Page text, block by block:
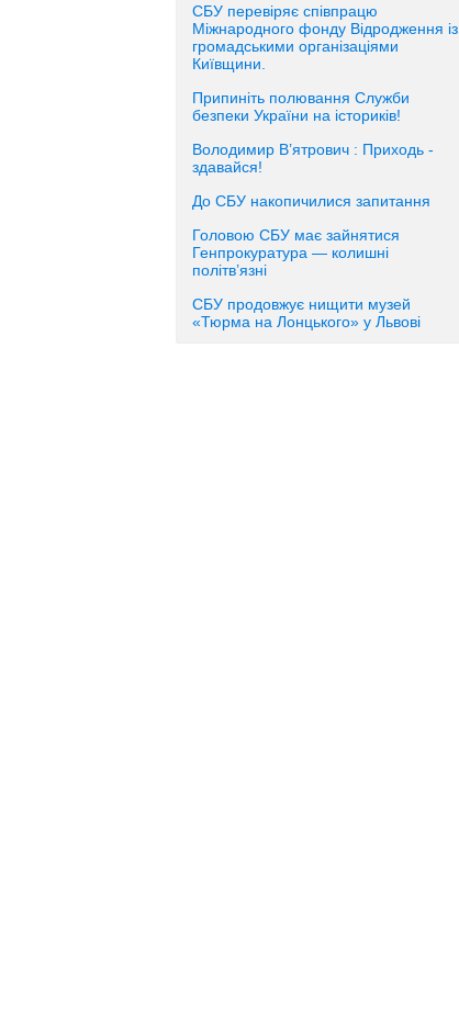
СБУ перевіряє співпрацю
Міжнародного фонду Відродження із
громадськими організаціями
Київщини.
Припиніть полювання Служби
безпеки України на істориків!
Володимир В’ятрович : Приходь -
здавайся!
До СБУ накопичилися запитання
Головою СБУ має зайнятися
Генпрокуратура — колишні
політв’язні
СБУ продовжує нищити музей
«Тюрма на Лонцького» у Львові